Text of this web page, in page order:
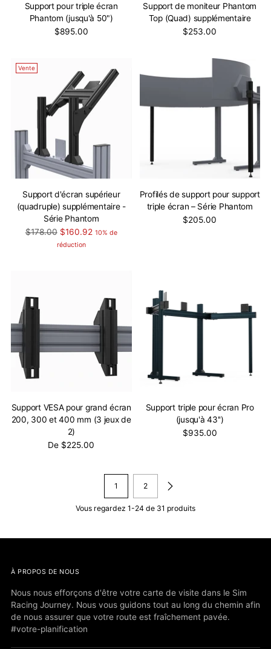
Support pour triple écran
Phantom (jusqu'à 50")
$895.00
Support de moniteur Phantom
Top (Quad) supplémentaire
$253.00
Vente
Support d'écran supérieur
(quadruple) supplémentaire -
Série Phantom
Prix
$178.00 $160.92 10% de
réduction
Profilés de support pour support
triple écran – Série Phantom
$205.00
Support VESA pour grand écran
200, 300 et 400 mm (3 jeux de
2)
De $225.00
Support triple pour écran Pro
(jusqu'à 43'')
$935.00
1 2
Vous regardez 1-24 de 31 produits
À PROPOS DE NOUS
Nous nous efforçons d'être votre carte de visite dans le Sim
Racing Journey. Nous vous guidons tout au long du chemin afin
de nous assurer que votre route est fraîchement pavée.
#votre-planification